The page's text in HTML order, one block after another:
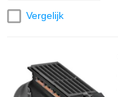
Vergelijk